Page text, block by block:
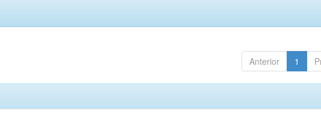
Anterior 1